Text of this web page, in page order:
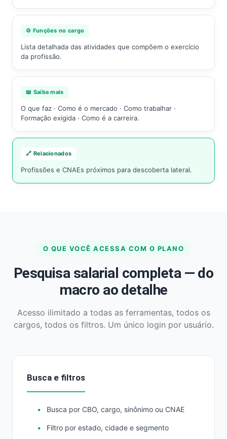
⚙️ Funções no cargo
Lista detalhada das atividades que compõem o exercício
da profissão.
📖 Saiba mais
O que faz · Como é o mercado · Como trabalhar ·
Formação exigida · Como é a carreira.
🔗 Relacionados
Profissões e CNAEs próximos para descoberta lateral.
O QUE VOCÊ ACESSA COM O PLANO
Pesquisa salarial completa — do
macro ao detalhe
Acesso ilimitado a todas as ferramentas, todos os
cargos, todos os filtros. Um único login por usuário.
Busca e filtros
Busca por CBO, cargo, sinônimo ou CNAE
Filtro por estado, cidade e segmento